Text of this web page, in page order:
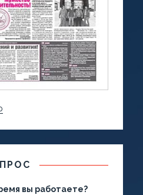
вы работаете?